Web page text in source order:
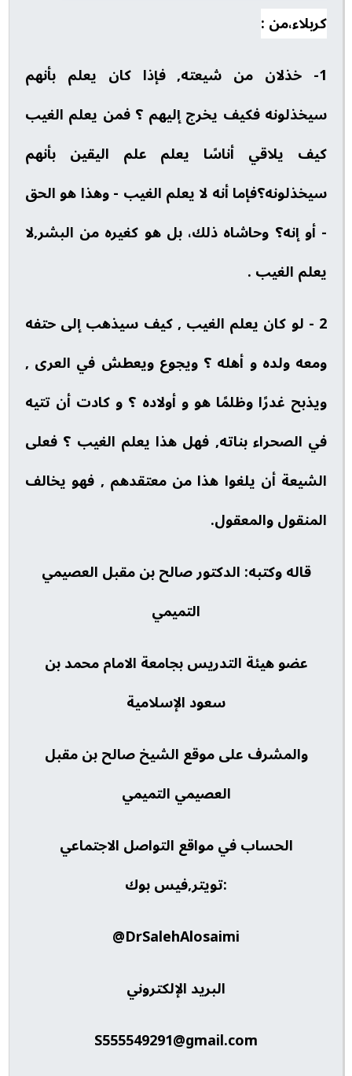
كربلاء،من :
1- خذلان من شيعته, فإذا كان يعلم بأنهم
سيخذلونه فكيف يخرج إليهم ؟ فمن يعلم الغيب
كيف يلاقي أناسًا يعلم علم اليقين بأنهم
سيخذلونه؟فإما أنه لا يعلم الغيب - وهذا هو الحق
- أو إنه؟ وحاشاه ذلك، بل هو كغيره من البشر,لا
يعلم الغيب .
2 - لو كان يعلم الغيب , كيف سيذهب إلى حتفه
ومعه ولده و أهله ؟ ويجوع ويعطش في العرى ,
ويذبح غدرًا وظلمًا هو و أولاده ؟ و كادت أن تتيه
في الصحراء بناته, فهل هذا يعلم الغيب ؟ فعلى
الشيعة أن يلغوا هذا من معتقدهم , فهو يخالف
المنقول والمعقول.
قاله وكتبه: الدكتور صالح بن مقبل العصيمي
التميمي
عضو هيئة التدريس بجامعة الامام محمد بن
سعود الإسلامية
والمشرف على موقع الشيخ صالح بن مقبل
العصيمي التميمي
الحساب في مواقع التواصل الاجتماعي
:تويتر,فيس بوك
DrSalehAlosaimi@
البريد الإلكتروني
S555549291@gmail.com